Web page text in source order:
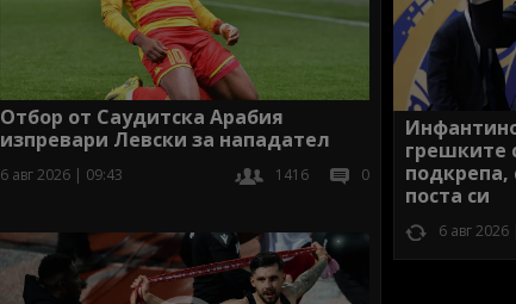
Отбор от Саудитска Арабия
изпревари Левски за нападател
6 авг 2026 | 09:43 1416 0
грешките
подкрепа,
поста си
6 авг